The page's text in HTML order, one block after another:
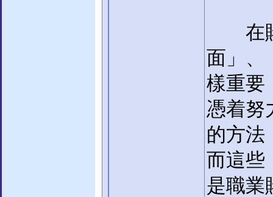
在賭
面」、
樣重要
憑着努
的方法
而這些
是職業